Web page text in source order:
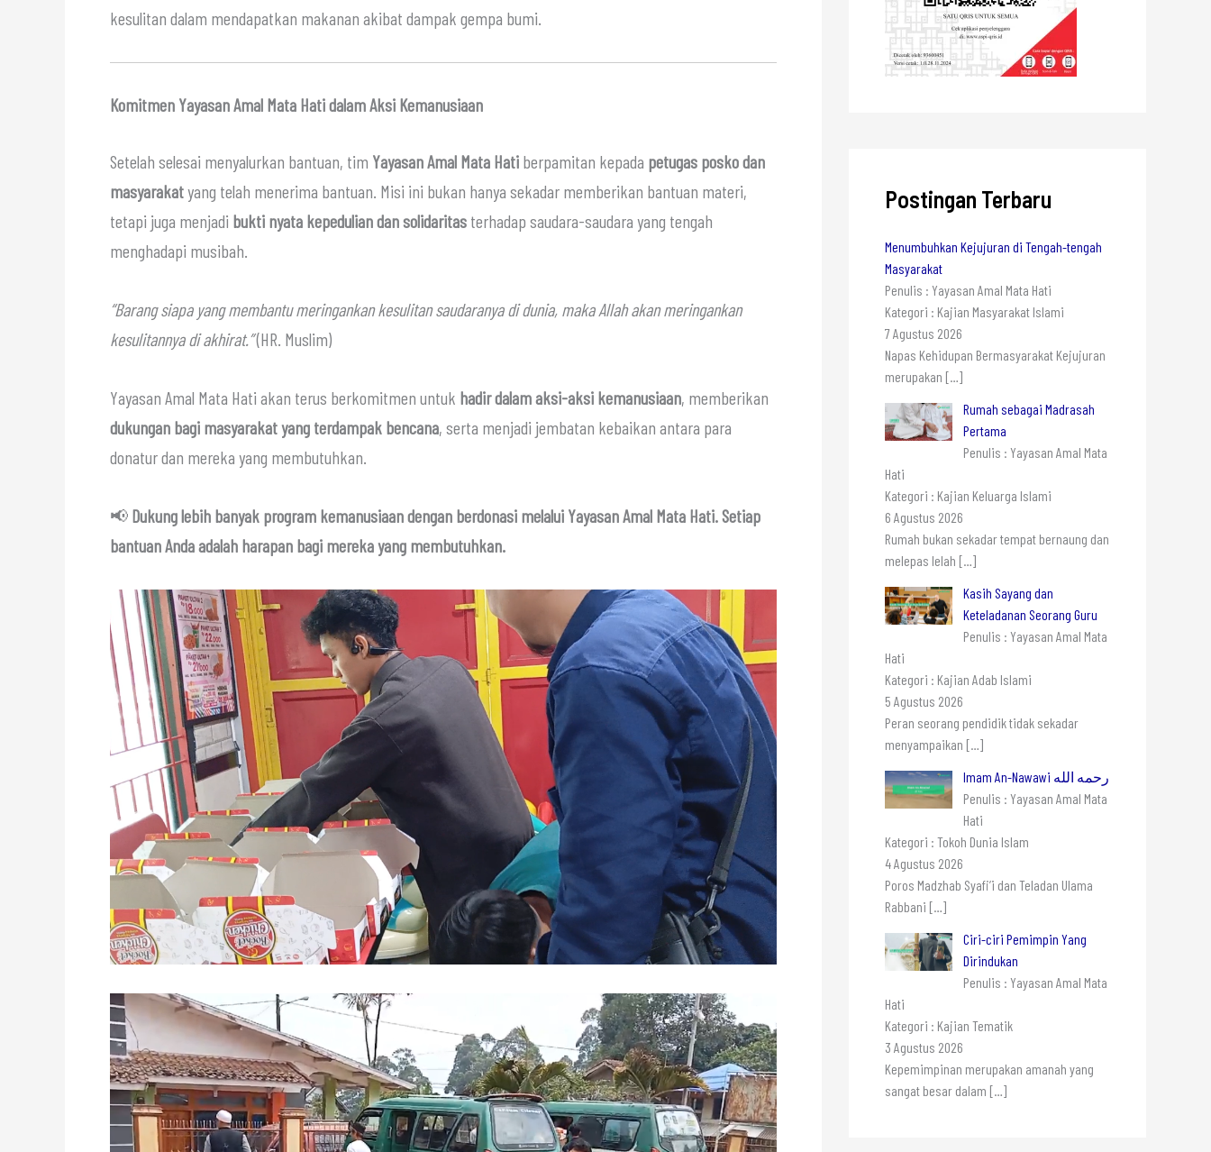
kesulitan dalam mendapatkan makanan akibat dampak gempa bumi.
Komitmen Yayasan Amal Mata Hati dalam Aksi Kemanusiaan
Setelah selesai menyalurkan bantuan, tim Yayasan Amal Mata Hati berpamitan kepada petugas posko dan
masyarakatyang telah menerima bantuan. Misi ini bukan hanya sekadar memberikan bantuan materi,
tetapi juga menjadi bukti nyata kepedulian dan solidaritas terhadap saudara-saudara yang tengah
menghadapi musibah.
“Barang siapa yang membantu meringankan kesulitan saudaranya di dunia, maka Allah akan meringankan
kesulitannya di akhirat.”(HR. Muslim)
Yayasan Amal Mata Hati akan terus berkomitmen untuk hadir dalam aksi-aksi kemanusiaan, memberikan
dukungan bagi masyarakat yang terdampak bencana, serta menjadi jembatan kebaikan antara para
donatur dan mereka yang membutuhkan.
📢 Dukung lebih banyak program kemanusiaan dengan berdonasi melalui Yayasan Amal Mata Hati. Setiap
bantuan Anda adalah harapan bagi mereka yang membutuhkan.
Postingan Terbaru
Menumbuhkan Kejujuran di Tengah-tengah
Masyarakat
Penulis : Yayasan Amal Mata Hati
Kategori : Kajian Masyarakat Islami
7 Agustus 2026
Napas Kehidupan Bermasyarakat Kejujuran
merupakan […]
Rumah sebagai Madrasah
Pertama
Penulis : Yayasan Amal Mata
Hati
Kategori : Kajian Keluarga Islami
6 Agustus 2026
Rumah bukan sekadar tempat bernaung dan
melepas lelah […]
Kasih Sayang dan
Keteladanan Seorang Guru
Penulis : Yayasan Amal Mata
Hati
Kategori : Kajian Adab Islami
5 Agustus 2026
Peran seorang pendidik tidak sekadar
menyampaikan […]
Imam An-Nawawi رحمه الله
Penulis : Yayasan Amal Mata
Hati
Kategori : Tokoh Dunia Islam
4 Agustus 2026
Poros Madzhab Syafi’i dan Teladan Ulama
Rabbani […]
Ciri-ciri Pemimpin Yang
Dirindukan
Penulis : Yayasan Amal Mata
Hati
Kategori : Kajian Tematik
3 Agustus 2026
Kepemimpinan merupakan amanah yang
sangat besar dalam […]